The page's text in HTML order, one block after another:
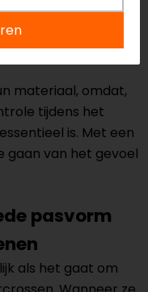
extra grip bij
vastgeknepen
materiaal, omdat,
tijdens het
is. Met een
gaan van het gevoel
pasvorm
als het gaat om